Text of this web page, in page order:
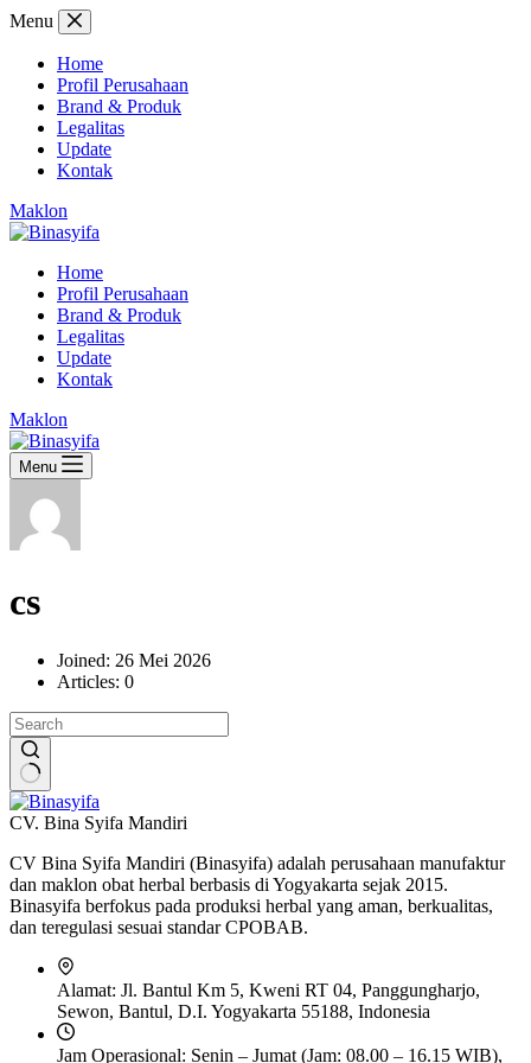
Skip
content
Menu
Home
Profil Perusahaan
Brand & Produk
Legalitas
Update
Kontak
Maklon
Home
Profil Perusahaan
Brand & Produk
Legalitas
Update
Kontak
Maklon
Menu
cs
Joined: 26 Mei 2026
Articles: 0
No
results
CV. Bina Syifa Mandiri
CV Bina Syifa Mandiri (Binasyifa) adalah perusahaan manufaktur
dan maklon obat herbal berbasis di Yogyakarta sejak 2015.
Binasyifa berfokus pada produksi herbal yang aman, berkualitas,
dan teregulasi sesuai standar CPOBAB.
Alamat: Jl. Bantul Km 5, Kweni RT 04, Panggungharjo,
Sewon, Bantul, D.I. Yogyakarta 55188, Indonesia
Jam Operasional: Senin – Jumat (Jam: 08.00 – 16.15 WIB),